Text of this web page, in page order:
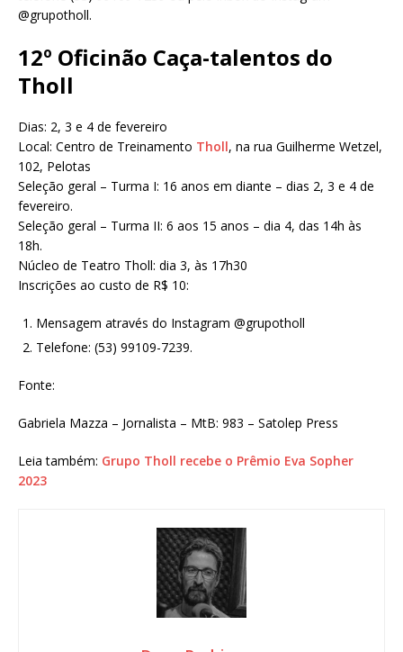
@grupotholl.
12º Oficinão Caça-talentos do
Tholl
Dias: 2, 3 e 4 de fevereiro
Local: Centro de Treinamento Tholl, na rua Guilherme Wetzel,
102, Pelotas
Seleção geral – Turma I: 16 anos em diante – dias 2, 3 e 4 de
fevereiro.
Seleção geral – Turma II: 6 aos 15 anos – dia 4, das 14h às
18h.
Núcleo de Teatro Tholl: dia 3, às 17h30
Inscrições ao custo de R$ 10:
Mensagem através do Instagram @grupotholl
Telefone: (53) 99109-7239.
Fonte:
Gabriela Mazza – Jornalista – MtB: 983 – Satolep Press
Leia também: Grupo Tholl recebe o Prêmio Eva Sopher
2023